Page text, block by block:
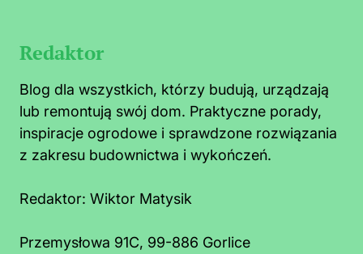
Redaktor
Blog dla wszystkich, którzy budują, urządzają
lub remontują swój dom. Praktyczne porady,
inspiracje ogrodowe i sprawdzone rozwiązania
z zakresu budownictwa i wykończeń.
Redaktor: Wiktor Matysik
Przemysłowa 91C, 99-886 Gorlice